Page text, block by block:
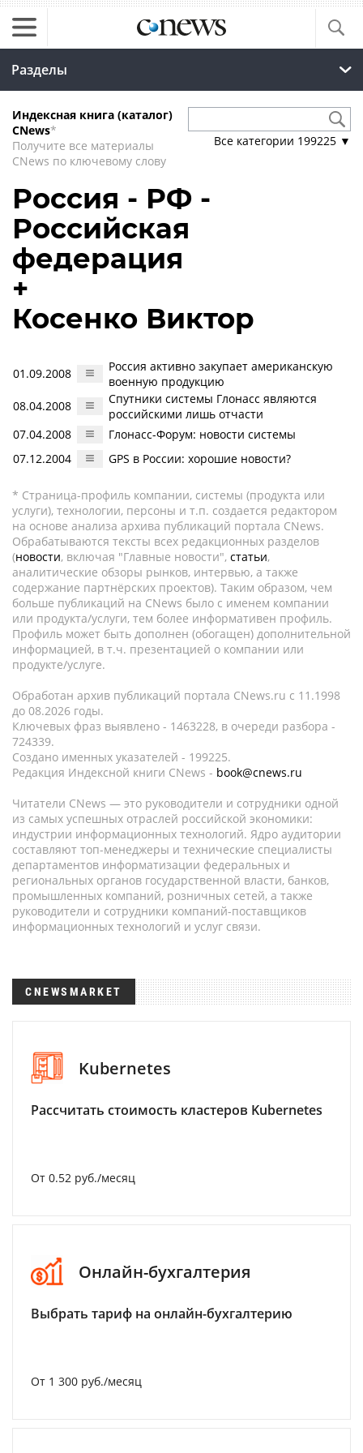
Разделы
Индексная книга (каталог)
CNews*
Получите все материалы
CNews по ключевому слову
Все категории 199225 ▼
Россия - РФ -
Российская
федерация
+
Косенко Виктор
01.09.2008
Россия активно закупает американскую
военную продукцию
08.04.2008
Спутники системы Глонасс являются
российскими лишь отчасти
07.04.2008
Глонасс-Форум: новости системы
07.12.2004
GPS в России: хорошие новости?
* Страница-профиль компании, системы (продукта или
услуги), технологии, персоны и т.п. создается редактором
на основе анализа архива публикаций портала CNews.
Обрабатываются тексты всех редакционных разделов
(новости, включая "Главные новости", статьи,
аналитические обзоры рынков, интервью, а также
содержание партнёрских проектов). Таким образом, чем
больше публикаций на CNews было с именем компании
или продукта/услуги, тем более информативен профиль.
Профиль может быть дополнен (обогащен) дополнительной
информацией, в т.ч. презентацией о компании или
продукте/услуге.
Обработан архив публикаций портала CNews.ru c 11.1998
до 08.2026 годы.
Ключевых фраз выявлено - 1463228, в очереди разбора -
724339.
Создано именных указателей - 199225.
Редакция Индексной книги CNews - book@cnews.ru
Читатели CNews — это руководители и сотрудники одной
из самых успешных отраслей российской экономики:
индустрии информационных технологий. Ядро аудитории
составляют топ-менеджеры и технические специалисты
департаментов информатизации федеральных и
региональных органов государственной власти, банков,
промышленных компаний, розничных сетей, а также
руководители и сотрудники компаний-поставщиков
информационных технологий и услуг связи.
CNEWSMARKET
Kubernetes
Рассчитать стоимость кластеров Kubernetes
От 0.52 руб./месяц
Онлайн-бухгалтерия
Выбрать тариф на онлайн-бухгалтерию
От 1 300 руб./месяц